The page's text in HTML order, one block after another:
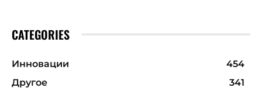
CATEGORIES
Инновации
454
Другое
341